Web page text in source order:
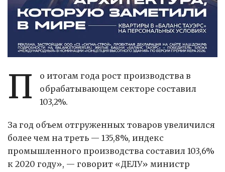
П
о итогам года рост производства в
обрабатывающем секторе составил
103,2%.
За год объем отгруженных товаров увеличился
более чем на треть — 135,8%, индекс
промышленного производства составил 103,6%
к 2020 году», — говорит «ДЕЛУ» министр